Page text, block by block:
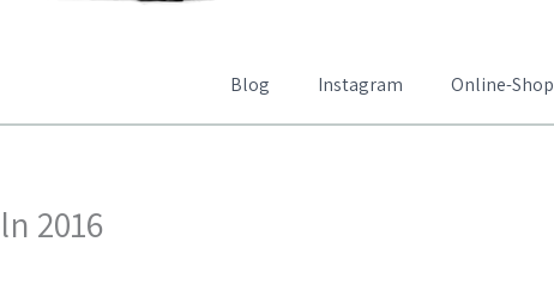
Blog Instagram Online-Shop
2016